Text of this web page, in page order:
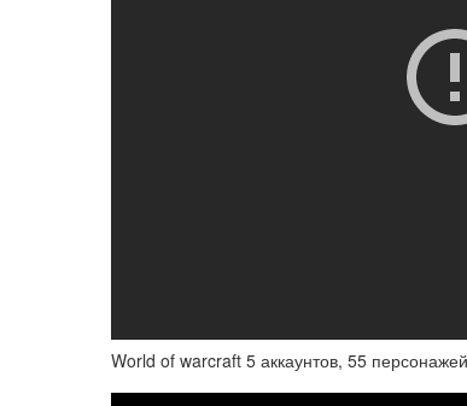
World of warcraft 5 аккаунтов, 55